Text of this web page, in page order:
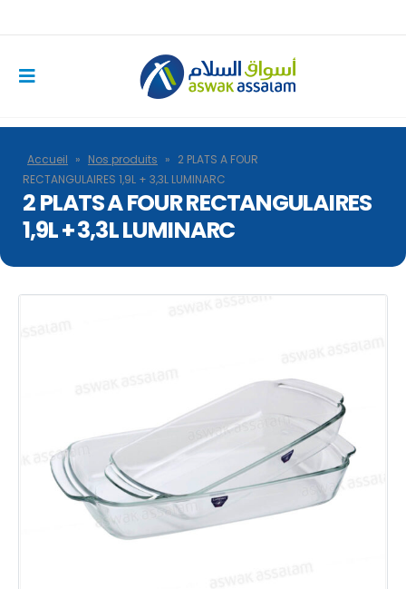
Accueil » Nos produits » 2 PLATS A FOUR
RECTANGULAIRES 1,9L + 3,3L LUMINARC
2 PLATS A FOUR RECTANGULAIRES
1,9L + 3,3L LUMINARC